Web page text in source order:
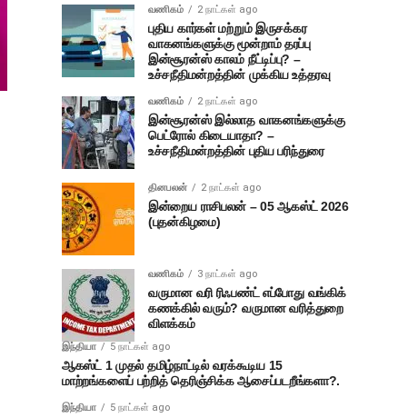
வணிகம் 2 நாட்கள் ago
புதிய கார்கள் மற்றும் இருசக்கர
வாகனங்களுக்கு மூன்றாம் தரப்பு
இன்சூரன்ஸ் காலம் நீட்டிப்பு? –
உச்சநீதிமன்றத்தின் முக்கிய உத்தரவு
வணிகம் 2 நாட்கள் ago
இன்சூரன்ஸ் இல்லாத வாகனங்களுக்கு
பெட்ரோல் கிடையாதா? –
உச்சநீதிமன்றத்தின் புதிய பரிந்துரை
தினபலன் 2 நாட்கள் ago
இன்றைய ராசிபலன் – 05 ஆகஸ்ட் 2026
(புதன்கிழமை)
வணிகம் 3 நாட்கள் ago
வருமான வரி ரிஃபண்ட் எப்போது வங்கிக்
கணக்கில் வரும்? வருமான வரித்துறை
விளக்கம்
இந்தியா 5 நாட்கள் ago
ஆகஸ்ட் 1 முதல் தமிழ்நாட்டில் வரக்கூடிய 15
மாற்றங்களைப் பற்றித் தெரிஞ்சிக்க ஆசைப்படறீங்களா?.
இந்தியா 5 நாட்கள் ago